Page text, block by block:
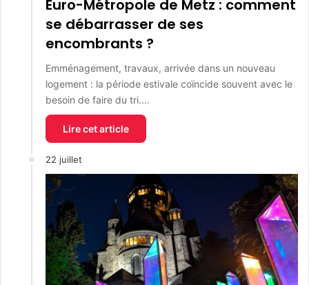
Euro-Métropole de Metz : comment
se débarrasser de ses
encombrants ?
Emménagement, travaux, arrivée dans un nouveau
logement : la période estivale coïncide souvent avec le
besoin de faire du tri.…
Lire cet article
22 juillet